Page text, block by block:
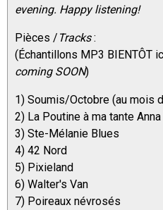
evening. Happy listening!
Pièces / Tracks:
(Échantillons MP3 BIENTÔT
coming SOON)
1) Soumis/Octobre (au mois
2) La Poutine à ma tante Anna
3) Ste-Mélanie Blues
4) 42 Nord
5) Pixieland
6) Walter's Van
7) Poireaux névrosés